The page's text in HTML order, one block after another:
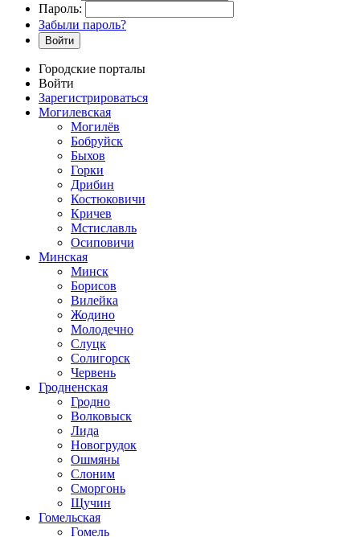
Пароль:
Забыли пароль?
Войти
Городские порталы
Войти
Зарегистрироваться
Могилевская
Могилёв
Бобруйск
Быхов
Горки
Дрибин
Костюковичи
Кричев
Мстиславль
Осиповичи
Минская
Минск
Борисов
Вилейка
Жодино
Молодечно
Слуцк
Солигорск
Червень
Гродненская
Гродно
Волковыск
Лида
Новогрудок
Ошмяны
Слоним
Сморгонь
Щучин
Гомельская
Гомель